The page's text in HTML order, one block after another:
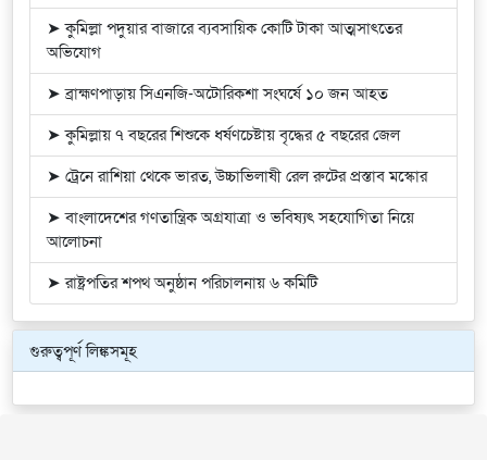
➤ কুমিল্লা পদুয়ার বাজারে ব্যবসায়িক কোটি টাকা আত্মসাৎতের
অভিযোগ
➤ ব্রাহ্মণপাড়ায় সিএনজি-অটোরিকশা সংঘর্ষে ১০ জন আহত
➤ কুমিল্লায় ৭ বছরের শিশুকে ধর্ষণচেষ্টায় বৃদ্ধের ৫ বছরের জেল
➤ ট্রেনে রাশিয়া থেকে ভারত, উচ্চাভিলাষী রেল রুটের প্রস্তাব মস্কোর
➤ বাংলাদেশের গণতান্ত্রিক অগ্রযাত্রা ও ভবিষ্যৎ সহযোগিতা নিয়ে
আলোচনা
➤ রাষ্ট্রপতির শপথ অনুষ্ঠান পরিচালনায় ৬ কমিটি
গুরুত্বপূর্ণ লিঙ্কসমূহ